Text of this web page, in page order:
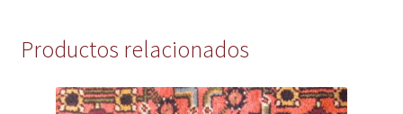
Productos relacionados